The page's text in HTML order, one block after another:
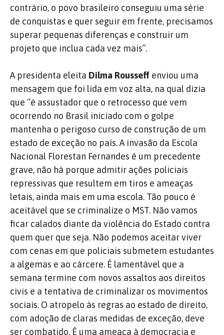
contrário, o povo brasileiro conseguiu uma série
de conquistas e quer seguir em frente, precisamos
superar pequenas diferenças e construir um
projeto que inclua cada vez mais”.
A presidenta eleita Dilma Rousseff enviou uma
mensagem que foi lida em voz alta, na qual dizia
que “é assustador que o retrocesso que vem
ocorrendo no Brasil iniciado com o golpe
mantenha o perigoso curso de construção de um
estado de exceção no país. A invasão da Escola
Nacional Florestan Fernandes é um precedente
grave, não há porque admitir ações policiais
repressivas que resultem em tiros e ameaças
letais, ainda mais em uma escola. Tão pouco é
aceitável que se criminalize o MST. Não vamos
ficar calados diante da violência do Estado contra
quem quer que seja. Não podemos aceitar viver
com cenas em que policiais submetem estudantes
a algemas e ao cárcere. É lamentável que a
semana termine com novos assaltos aos direitos
civis e a tentativa de criminalizar os movimentos
sociais. O atropelo às regras ao estado de direito,
com adoção de claras medidas de exceção, deve
ser combatido. É uma ameaça à democracia e